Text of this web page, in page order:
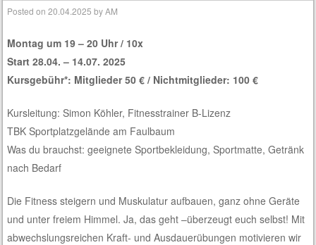
Posted on20.04.2025 byAM
Montag um 19 – 20 Uhr / 10x
Start 28.04. – 14.07. 2025
Kursgebühr*: Mitglieder 50 € / Nichtmitglieder: 100 €
Kursleitung: Simon Köhler, Fitnesstrainer B-Lizenz
TBK Sportplatzgelände am Faulbaum
Was du brauchst: geeignete Sportbekleidung, Sportmatte, Getränk
nach Bedarf
Die Fitness steigern und Muskulatur aufbauen, ganz ohne Geräte
und unter freiem Himmel. Ja, das geht –überzeugt euch selbst! Mit
abwechslungsreichen Kraft- und Ausdauerübungen motivieren wir